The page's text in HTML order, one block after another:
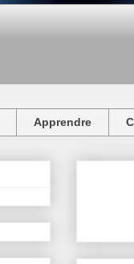
Apprendre